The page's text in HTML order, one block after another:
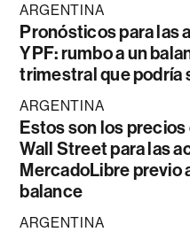
ARGENTINA
Pronósticos para las
YPF: rumbo a un
trimestral que podría
ARGENTINA
Estos son los
Wall Street para las
MercadoLibre previo
balance
ARGENTINA